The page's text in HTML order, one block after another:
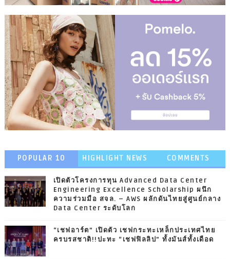
POPULAR 10 HIGHLIGHT NEWS COMMENTS
เปิดตัวโครงการทุน Advanced Data Center
Engineering Excellence Scholarship ผนึก
ความร่วมมือ สจล. – AWS ผลักดันไทยสู่ศูนย์กลาง
Data Center ระดับโลก
“เชฟอาร์ต” เปิดตัว เชฟกระทะเหล็กประเทศไทย
ครบรสชาติ!!ปะทะ “เชฟฟิลลิป” ทั้งมันส์ทั้งเดือด